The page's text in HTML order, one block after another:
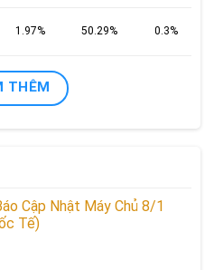
1.97% 50.29% 0.3%
THÊM
Cập Nhật Máy Chủ 8/1
Tế)